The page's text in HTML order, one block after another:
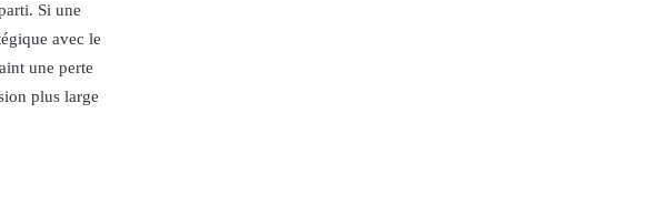
Si une
avec le
une perte
plus large